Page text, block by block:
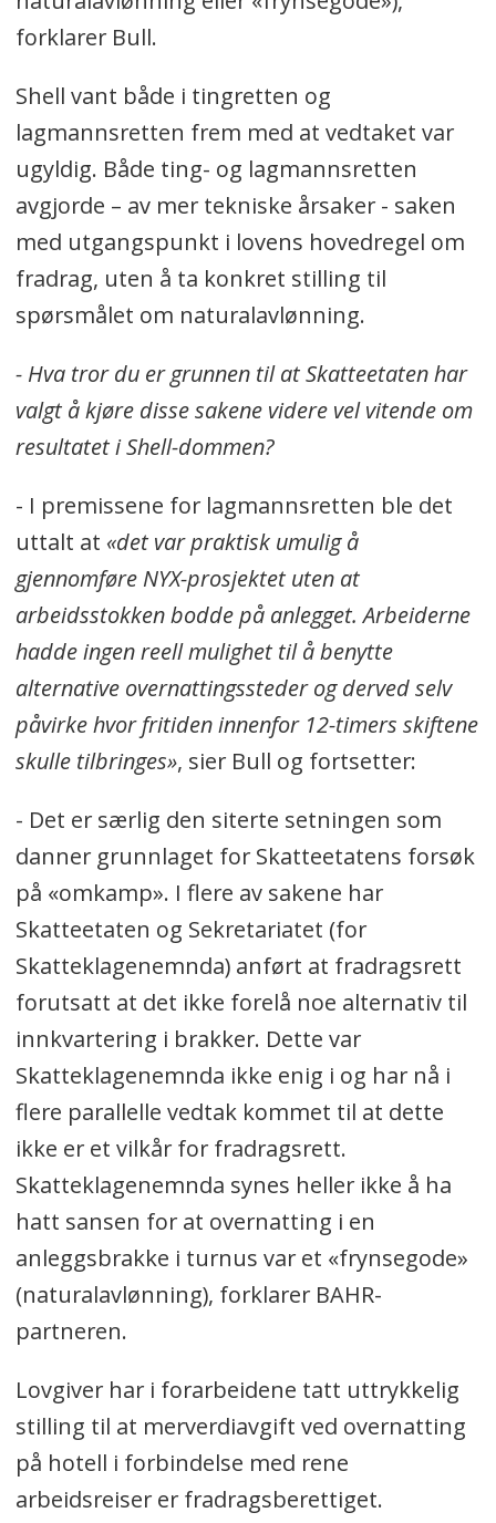
forklarer Bull.
Shell vant både i tingretten og
lagmannsretten frem med at vedtaket var
ugyldig. Både ting- og lagmannsretten
avgjorde – av mer tekniske årsaker - saken
med utgangspunkt i lovens hovedregel om
fradrag, uten å ta konkret stilling til
spørsmålet om naturalavlønning.
- Hva tror du er grunnen til at Skatteetaten har
valgt å kjøre disse sakene videre vel vitende om
resultatet i Shell-dommen?
- I premissene for lagmannsretten ble det
uttalt at «det var praktisk umulig å
gjennomføre NYX-prosjektet uten at
arbeidsstokken bodde på anlegget. Arbeiderne
hadde ingen reell mulighet til å benytte
alternative overnattingssteder og derved selv
påvirke hvor fritiden innenfor 12-timers skiftene
skulle tilbringes», sier Bull og fortsetter:
- Det er særlig den siterte setningen som
danner grunnlaget for Skatteetatens forsøk
på «omkamp». I flere av sakene har
Skatteetaten og Sekretariatet (for
Skatteklagenemnda) anført at fradragsrett
forutsatt at det ikke forelå noe alternativ til
innkvartering i brakker. Dette var
Skatteklagenemnda ikke enig i og har nå i
flere parallelle vedtak kommet til at dette
ikke er et vilkår for fradragsrett.
Skatteklagenemnda synes heller ikke å ha
hatt sansen for at overnatting i en
anleggsbrakke i turnus var et «frynsegode»
(naturalavlønning), forklarer BAHR-
partneren.
Lovgiver har i forarbeidene tatt uttrykkelig
stilling til at merverdiavgift ved overnatting
på hotell i forbindelse med rene
arbeidsreiser er fradragsberettiget.